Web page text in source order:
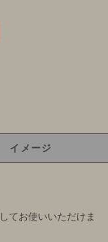
イメージ
てお使いいただけま